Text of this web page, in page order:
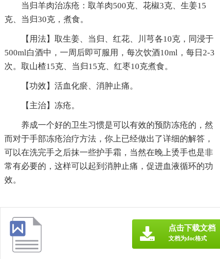
当归羊肉治冻疮：取羊肉500克、花椒3克、生姜15
克、当归30克，煮食。
【用法】取生姜、当归、红花、川芎各10克，同浸于
500ml白酒中，一周后即可服用，每次饮酒10ml，每日2-3
次。取山楂15克、当归15克、红枣10克煮食。
【功效】活血化瘀、消肿止痛。
【主治】冻疮。
养成一个好的卫生习惯是可以有效的预防冻疮的，然
而对于手部冻疮治疗方法，你上已经做出了详细的解答，
可以在洗完手之后抹一些护手霜，当然在晚上烫手也是非
常有必要的，这样可以起到消肿止痛，促进血液循环的功
效。
点击下载文档
文档为doc格式